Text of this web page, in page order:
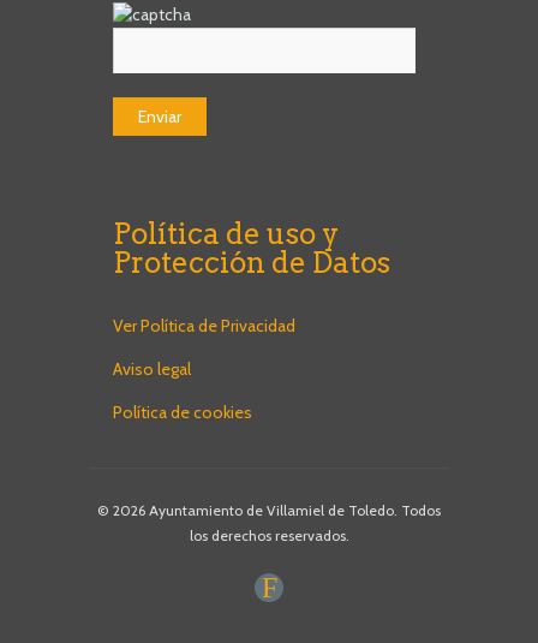
Política de uso y
Protección de Datos
Ver Política de Privacidad
Aviso legal
Política de cookies
© 2026 Ayuntamiento de Villamiel de Toledo. Todos
los derechos reservados.
F